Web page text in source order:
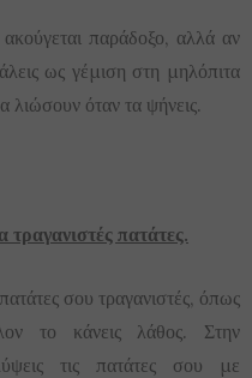
παράδοξο, αλλά αν
ως γέμιση στη μηλόπιτα
λιώσουν όταν τα ψήνεις.
πατάτες.
σου τραγανιστές, όπως
το κάνεις λάθος. Στην
τις πατάτες σου με